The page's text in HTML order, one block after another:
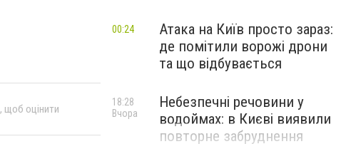
, щоб оцінити
Атака на Київ просто зараз:
де помітили ворожі дрони
та що відбувається
00:24
Небезпечні речовини у
водоймах: в Києві виявили
повторне забруднення
18:28
Вчора